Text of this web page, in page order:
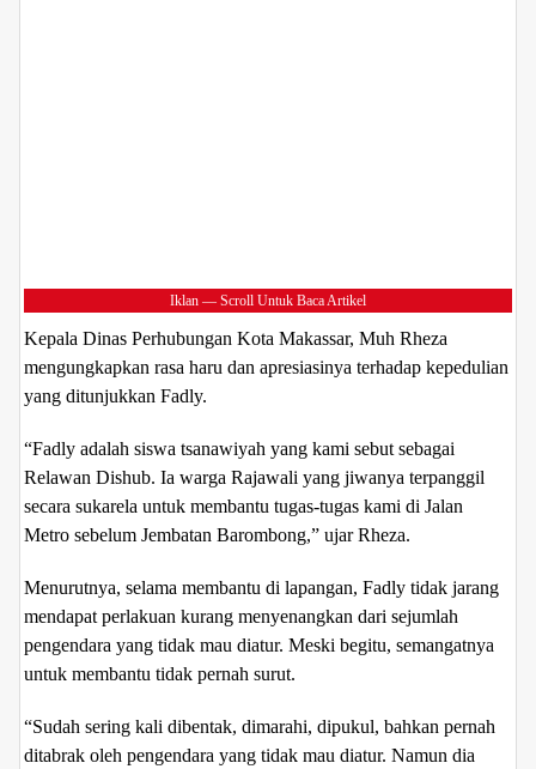
Iklan — Scroll Untuk Baca Artikel
Kepala Dinas Perhubungan Kota Makassar, Muh Rheza
mengungkapkan rasa haru dan apresiasinya terhadap kepedulian
yang ditunjukkan Fadly.
“Fadly adalah siswa tsanawiyah yang kami sebut sebagai
Relawan Dishub. Ia warga Rajawali yang jiwanya terpanggil
secara sukarela untuk membantu tugas-tugas kami di Jalan
Metro sebelum Jembatan Barombong,” ujar Rheza.
Menurutnya, selama membantu di lapangan, Fadly tidak jarang
mendapat perlakuan kurang menyenangkan dari sejumlah
pengendara yang tidak mau diatur. Meski begitu, semangatnya
untuk membantu tidak pernah surut.
“Sudah sering kali dibentak, dimarahi, dipukul, bahkan pernah
ditabrak oleh pengendara yang tidak mau diatur. Namun dia